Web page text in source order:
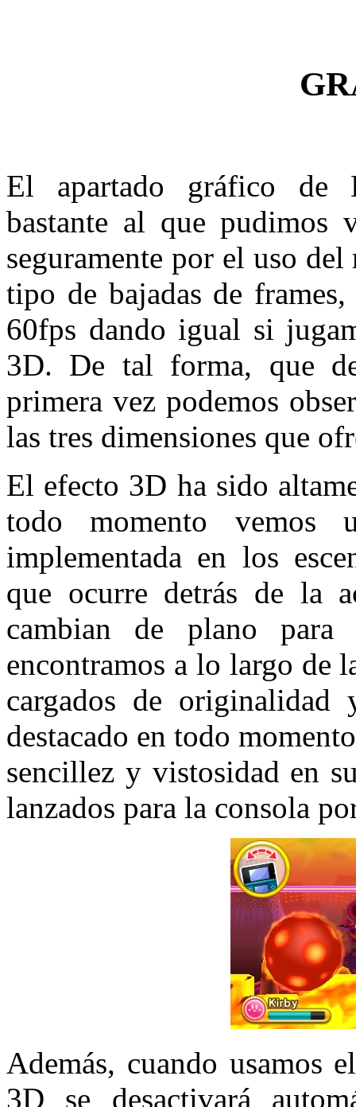
El apartado gráfico de
bastante al que
seguramente por el uso
tipo de bajadas de
60fps dando igual si
3D. De tal forma, que
primera vez podemos
las tres dimensiones que
El efecto 3D ha sido
todo momento vemos
implementada en los
que ocurre detrás de la
cambian de plano para
encontramos a lo largo de
cargados de
destacado en todo
sencillez y vistosidad en
lanzados para la consola
Además, cuando usamos
3D se desactivará